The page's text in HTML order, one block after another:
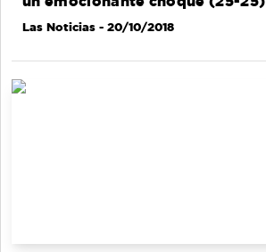
Las Noticias - 20/10/2018